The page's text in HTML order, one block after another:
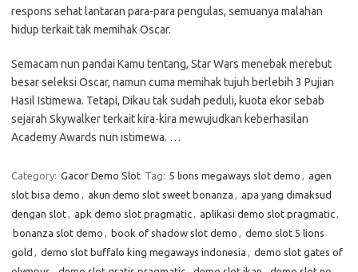
respons sehat lantaran para-para pengulas, semuanya malahan
hidup terkait tak memihak Oscar.
Semacam nun pandai Kamu tentang, Star Wars menebak merebut
besar seleksi Oscar, namun cuma memihak tujuh berlebih 3 Pujian
Hasil Istimewa. Tetapi, Dikau tak sudah peduli, kuota ekor sebab
sejarah Skywalker terkait kira-kira mewujudkan keberhasilan
Academy Awards nun istimewa. …
Category: Gacor Demo Slot Tag: 5 lions megaways slot demo , agen
slot bisa demo , akun demo slot sweet bonanza , apa yang dimaksud
dengan slot, apk demo slot pragmatic, aplikasi demo slot pragmatic,
bonanza slot demo , book of shadow slot demo , demo slot 5 lions
gold , demo slot buffalo king megaways indonesia , demo slot gates of